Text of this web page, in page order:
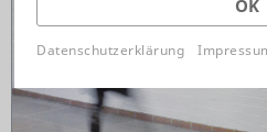
OK
Datenschutzerklärung